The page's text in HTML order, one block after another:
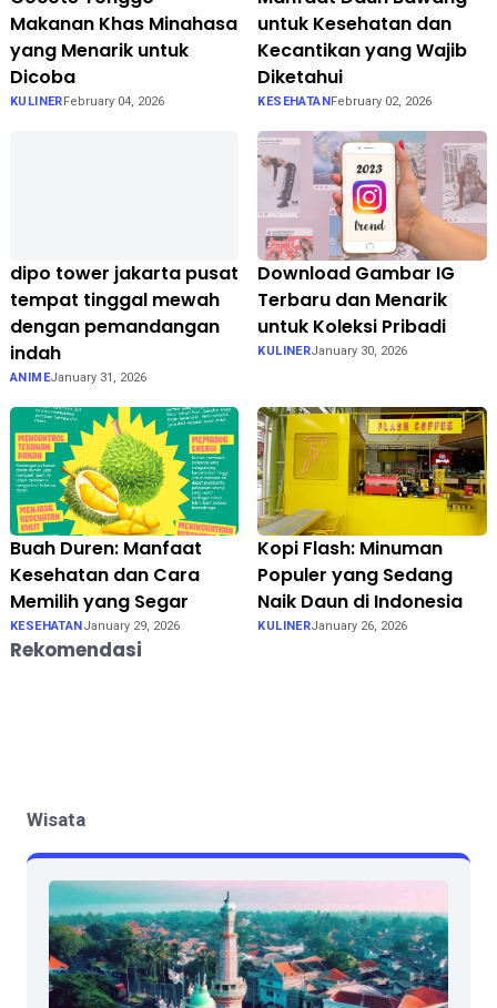
Makanan Khas Minahasa
yang Menarik untuk
Dicoba
KULINER February 04, 2026
untuk Kesehatan dan
Kecantikan yang Wajib
Diketahui
KESEHATAN February 02, 2026
dipo tower jakarta pusat
tempat tinggal mewah
dengan pemandangan
indah
ANIMEJanuary 31, 2026
Download Gambar IG
Terbaru dan Menarik
untuk Koleksi Pribadi
KULINERJanuary 30, 2026
Buah Duren: Manfaat
Kesehatan dan Cara
Memilih yang Segar
KESEHATANJanuary 29, 2026
Kopi Flash: Minuman
Populer yang Sedang
Naik Daun di Indonesia
KULINERJanuary 26, 2026
Rekomendasi
Wisata